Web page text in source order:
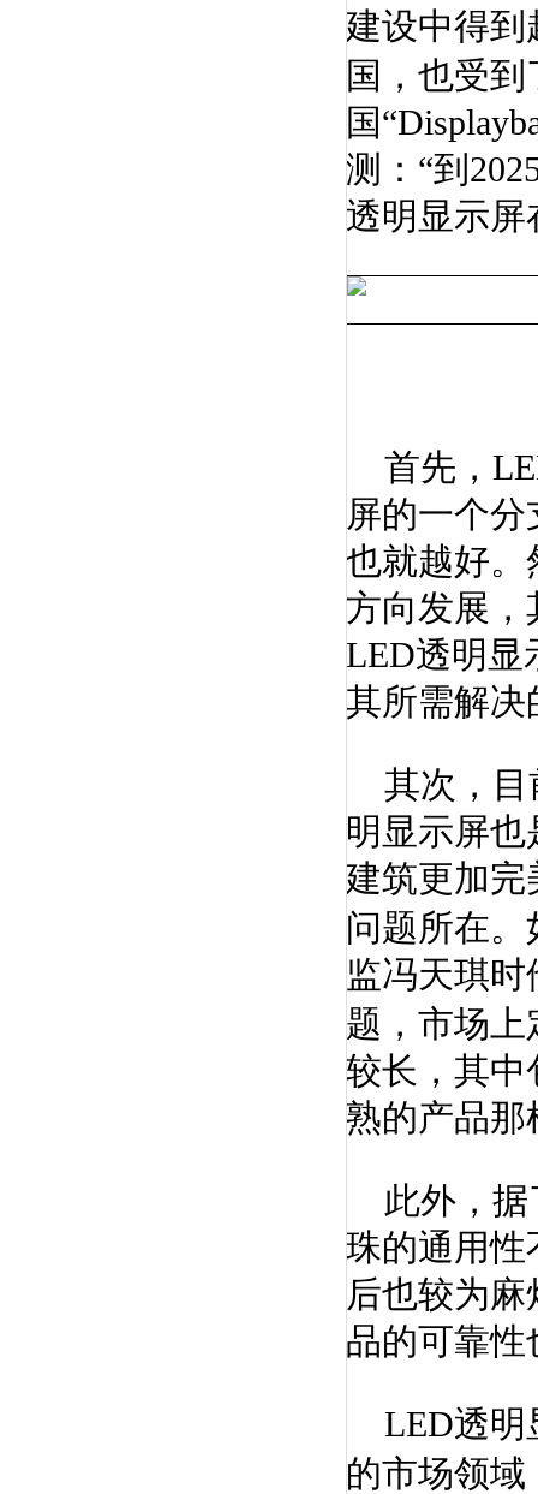
建设中得
国，也受
国
测：“到
透明显示
首先，
屏的一个
也就越好
方向发展
LED透明显
其所需解决
其次，目
明显示屏
建筑更加
问题所在
监冯天琪
题，市场上
较长，其
熟的产品
此外，据
珠的通用
后也较为
品的可靠
LED透明
的市场领